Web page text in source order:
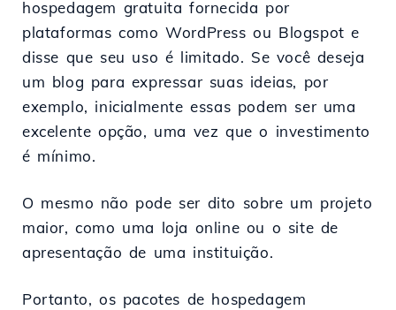
hospedagem gratuita fornecida por
plataformas como WordPress ou Blogspot e
disse que seu uso é limitado. Se você deseja
um blog para expressar suas ideias, por
exemplo, inicialmente essas podem ser uma
excelente opção, uma vez que o investimento
é mínimo.
O mesmo não pode ser dito sobre um projeto
maior, como uma loja online ou o site de
apresentação de uma instituição.
Portanto, os pacotes de hospedagem